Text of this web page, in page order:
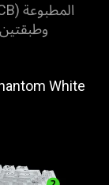
White